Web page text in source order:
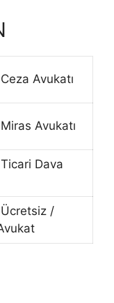
Avukatı
Avukatı
Dava
Ücretsiz /